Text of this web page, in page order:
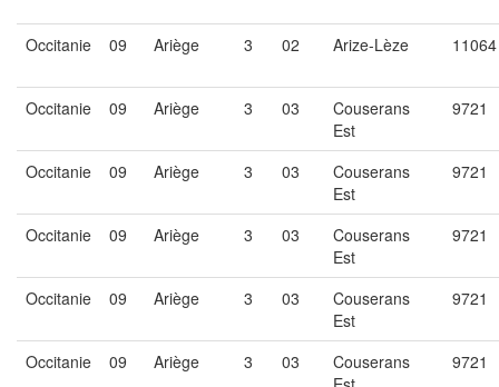
Occitanie 09 Ariège 3 02 Arize-Lèze 11064
Occitanie 09 Ariège 3 03
Couserans
Est
9721
Occitanie 09 Ariège 3 03
Couserans
Est
9721
Occitanie 09 Ariège 3 03
Couserans
Est
9721
Occitanie 09 Ariège 3 03
Couserans
Est
9721
Occitanie 09 Ariège 3 03
Couserans
9721